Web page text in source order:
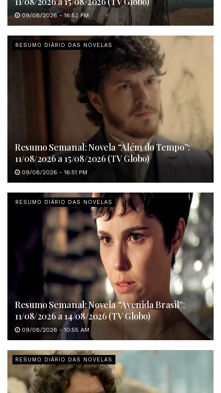
09/08/2026 - 16:52 PM
RESUMO DIÁRIO DAS NOVELAS
Resumo Semanal: Novela “Além do Tempo”:
11/08/2026 a 15/08/2026 (TV Globo)
09/08/2026 - 16:51 PM
RESUMO DIÁRIO DAS NOVELAS
Resumo Semanal: Novela “Avenida Brasil”:
11/08/2026 a 14/08/2026 (TV Globo)
09/08/2026 - 10:55 AM
RESUMO DIÁRIO DAS NOVELAS